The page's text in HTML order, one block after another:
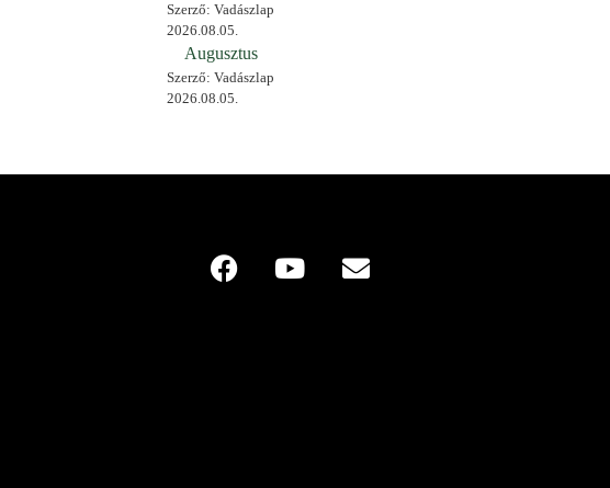
Szerző: Vadászlap
2026.08.05.
Augusztus
Szerző: Vadászlap
2026.08.05.